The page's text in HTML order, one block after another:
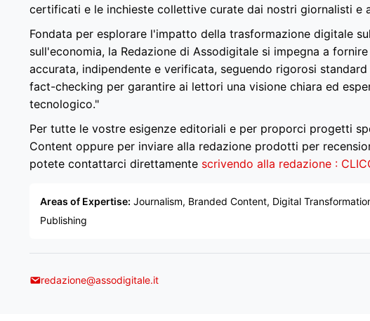
certificati e le inchieste collettive curate dai nostri giornalisti e
Fondata per esplorare l'impatto della trasformazione digitale
sull'economia, la Redazione di Assodigitale si impegna a
accurata, indipendente e verificata, seguendo rigorosi
fact-checking per garantire ai lettori una visione chiara ed
tecnologico."
Per tutte le vostre esigenze editoriali e per proporci progetti
Content oppure per inviare alla redazione prodotti per
potete contattarci direttamente scrivendo alla redazione :
Areas of Expertise: Journalism, Branded Content, Digital
Publishing
redazione@assodigitale.it